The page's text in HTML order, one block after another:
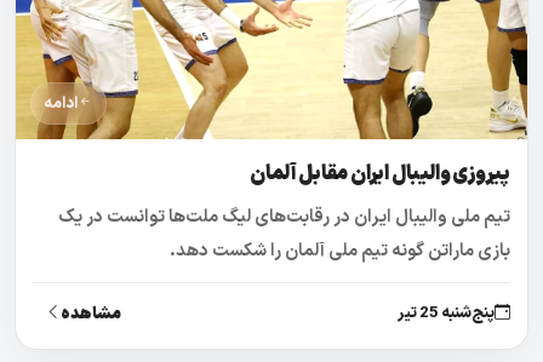
ادامه
پیروزی والیبال ایران مقابل آلمان
تیم ملی والیبال ایران در رقابت‌های لیگ ملت‌ها توانست در یک
بازی ماراتن گونه تیم ملی آلمان را شکست دهد.
پنج‌شنبه 25 تیر مشاهده